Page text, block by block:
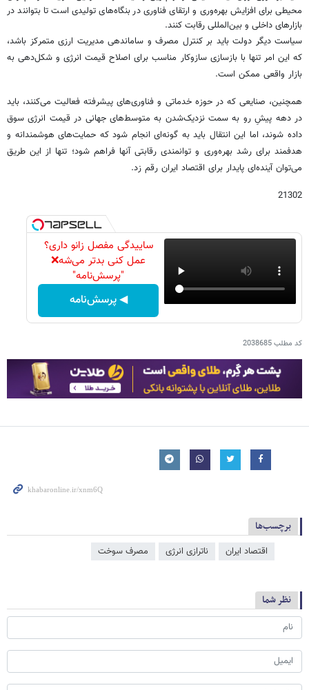
محیطی برای افزایش بهره‌وری و ارتقای فناوری در بنگاه‌های تولیدی است تا بتوانند در
بازارهای داخلی و بین‌المللی رقابت کنند.
سیاست دیگر دولت باید بر کنترل مصرف و ساماندهی مدیریت ارزی متمرکز باشد،
که این امر تنها با بازسازی سازوکار مناسب برای اصلاح قیمت انرژی و شکل‌دهی به
بازار واقعی ممکن است.
همچنین، صنایعی که در حوزه‌ خدماتی و فناوری‌های پیشرفته فعالیت می‌کنند، باید
در دهه‌ پیشِ رو به سمت نزدیک‌شدن به متوسط‌های جهانی در قیمت انرژی سوق
داده شوند، اما این انتقال باید به گونه‌ای انجام شود که حمایت‌های هوشمندانه و
هدفمند برای رشد بهره‌وری و توانمندی رقابتی آنها فراهم شود؛ تنها از این طریق
می‌توان آینده‌ای پایدار برای اقتصاد ایران رقم زد.
21302
ساییدگی مفصل زانو داری؟
عمل کنی بدتر می‌شه❌
"پرسش‌نامه"
◀ پرسش‌نامه
کد مطلب2038685
برچسب‌ها
اقتصاد ایران ناترازی انرژی مصرف سوخت
نظر شما